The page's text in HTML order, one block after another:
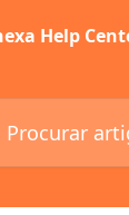
artigos...